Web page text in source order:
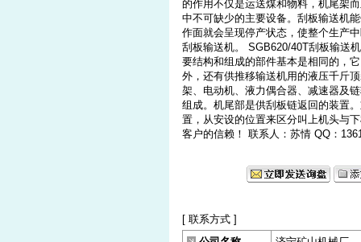
的作用不仅是运送煤和物料，机尾架
中不可缺少的主要设备。刮板输送机
作面就会呈现停产状态，使整个生产
刮板输送机。 SGB620/40T刮板输送
要结构和组成的部件基本是相同的，
外，还有供推移输送机用的液压千斤
架、电动机、液力偶合器、减速器及
组成。机尾部是供刮板链返回的装置
置，从安设的位置来区分叫上机头与
客户的信赖！ 联系人：苏情 QQ：
[ 联系方式 ]